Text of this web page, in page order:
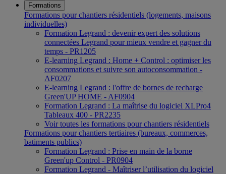
Formations
Formations pour chantiers résidentiels (logements, maisons
individuelles)
Formation Legrand : devenir expert des solutions
connectées Legrand pour mieux vendre et gagner du
temps - PR1205
E-learning Legrand : Home + Control : optimiser les
consommations et suivre son autoconsommation -
AF0207
E-learning Legrand : l'offre de bornes de recharge
Green'UP HOME - AF0904
Formation Legrand : La maîtrise du logiciel XLPro4
Tableaux 400 - PR2235
Voir toutes les formations pour chantiers résidentiels
Formations pour chantiers tertiaires (bureaux, commerces,
batiments publics)
Formation Legrand : Prise en main de la borne
Green'up Control - PR0904
Formation Legrand - Maîtriser l’utilisation du logiciel